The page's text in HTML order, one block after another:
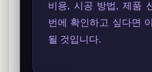
비용, 시공 방법, 제품
번에 확인하고 싶다면
될 것입니다.